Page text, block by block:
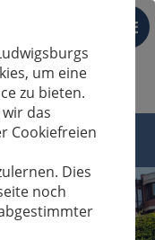
DE
um eine
zu bieten.
das
Cookiefreien
Dies
noch